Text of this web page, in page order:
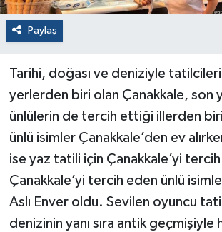
Paylaş
Tarihi, doğası ve deniziyle
yerlerden biri olan Çanakkale, son
ünlülerin de tercih ettiği illerden
ünlü isimler Çanakkale’den ev
ise yaz tatili için Çanakkale’yi
Çanakkale’yi tercih eden ünlü
Aslı Enver oldu. Sevilen oyuncu
denizinin yanı sıra antik geçmişiyle